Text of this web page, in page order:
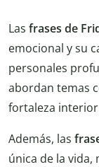
Las frases de
emocional y su
personales
abordan temas
fortaleza
Además, las
única de la